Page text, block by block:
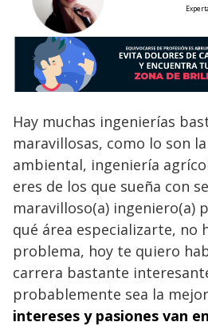
Hay muchas ingenierías
maravillosas, como lo son
ambiental, ingeniería
eres de los que sueña con
maravilloso(a) ingeniero(a)
qué área especializarte, no
problema, hoy te quiero
carrera bastante
probablemente sea la
intereses y pasiones van